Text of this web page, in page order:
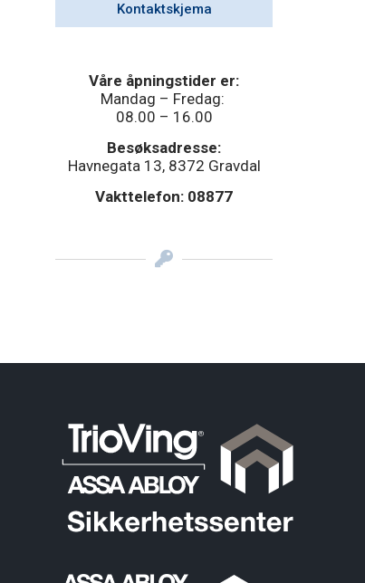
Kontaktskjema
Våre åpningstider er:
Mandag – Fredag:
08.00 – 16.00
Besøksadresse:
Havnegata 13, 8372 Gravdal
Vakttelefon: 08877